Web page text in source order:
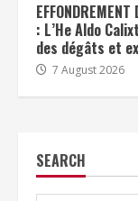
EFFONDREMENT
: L’He Aldo
des dégâts et
7 August 2026
SEARCH